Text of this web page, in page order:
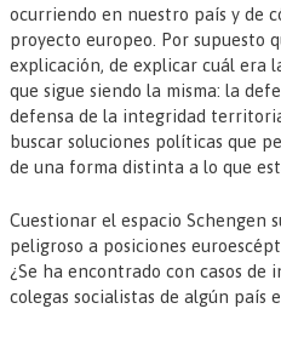
ocurriendo en nuestro país y de
proyecto europeo. Por supuesto
explicación, de explicar cuál era
que sigue siendo la misma: la
defensa de la integridad
buscar soluciones políticas que
de una forma distinta a lo que
Cuestionar el espacio Schengen
peligroso a posiciones
¿Se ha encontrado con casos de
colegas socialistas de algún país